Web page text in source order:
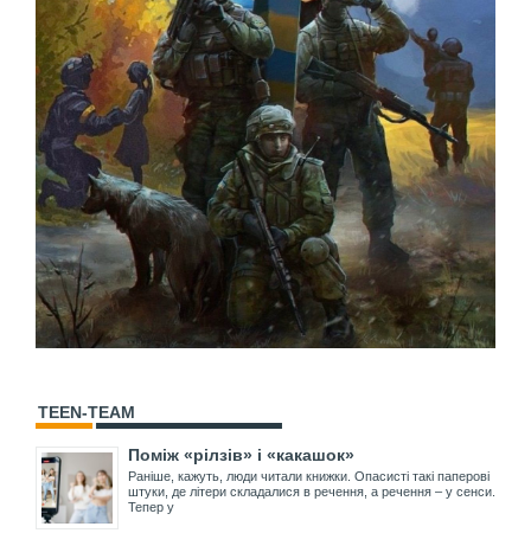
TEEN-TEAM
Поміж «рілзів» і «какашок»
Раніше, кажуть, люди читали книжки. Опасисті такі паперові
штуки, де літери складалися в речення, а речення – у сенси.
Тепер у